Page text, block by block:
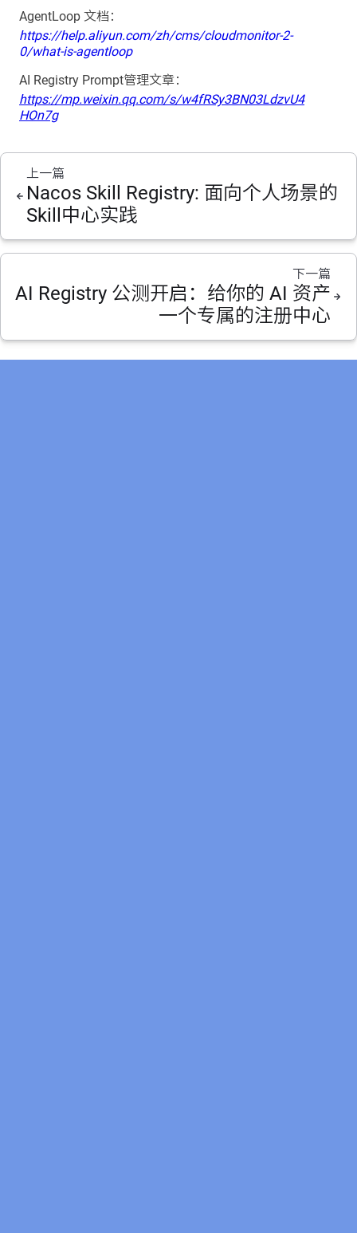
AgentLoop 文档：
https://help.aliyun.com/zh/cms/cloudmonitor-2-
0/what-is-agentloop
AI Registry Prompt管理文章：
https://mp.weixin.qq.com/s/w4fRSy3BN03LdzvU4
HOn7g
上一篇
Nacos Skill Registry: 面向个人场景的
Skill中心实践
下一篇
AI Registry 公测开启：给你的 AI 资产
一个专属的注册中心